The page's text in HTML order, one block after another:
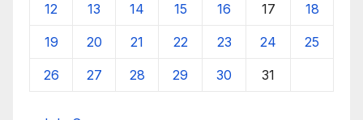
12 13 14 15 16 17 18
19 20 21 22 23 24 25
26 27 28 29 30 31